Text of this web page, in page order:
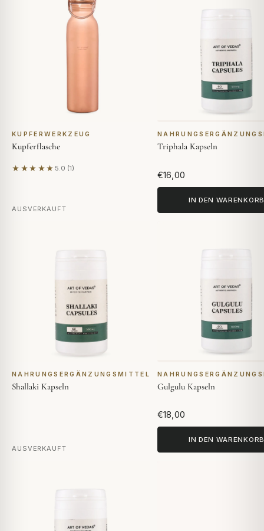
KUPFERWERKZEUG
Kupferflasche
★★★★★ 5.0 (1)
Basierend auf 1 Bewertung
AUSVERKAUFT
Triphala Kapseln
€16,00
IN DEN WARENKORB
NAHRUNGSERGÄNZUNGSMITTEL
Shallaki Kapseln
AUSVERKAUFT
Gulgulu Kapseln
€18,00
IN DEN WARENKORB